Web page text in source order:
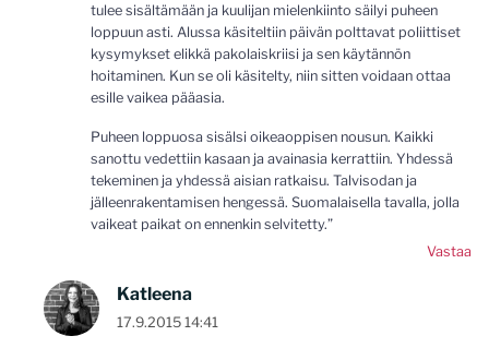
tulee sisältämään ja kuulijan mielenkiinto säilyi puheen
loppuun asti. Alussa käsiteltiin päivän polttavat poliittiset
kysymykset elikkä pakolaiskriisi ja sen käytännön
hoitaminen. Kun se oli käsitelty, niin sitten voidaan ottaa
esille vaikea pääasia.
Puheen loppuosa sisälsi oikeaoppisen nousun. Kaikki
sanottu vedettiin kasaan ja avainasia kerrattiin. Yhdessä
tekeminen ja yhdessä aisian ratkaisu. Talvisodan ja
jälleenrakentamisen hengessä. Suomalaisella tavalla, jolla
vaikeat paikat on ennenkin selvitetty.”
Vastaa
Katleena
17.9.2015 14:41